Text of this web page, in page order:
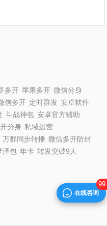
多开 苹果多开 微信分身
信多开 定时群发 安卓软件
斗战神包 安卓官方辅助
分身 私域运营
万群同步转播 微信多开防封
泽包 年卡 转发突破9人
在线咨询